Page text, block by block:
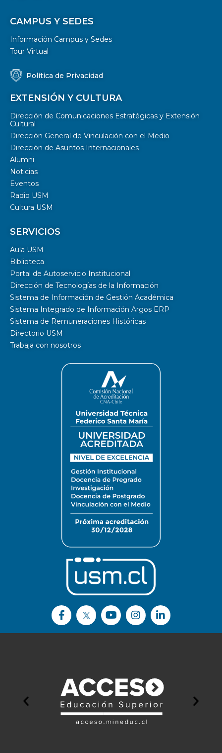
CAMPUS Y SEDES
Información Campus y Sedes
Tour Virtual
Política de Privacidad
EXTENSIÓN Y CULTURA
Dirección de Comunicaciones Estratégicas y Extensión
Cultural
Dirección General de Vinculación con el Medio
Dirección de Asuntos Internacionales
Alumni
Noticias
Eventos
Radio USM
Cultura USM
SERVICIOS
Aula USM
Biblioteca
Portal de Autoservicio Institucional
Dirección de Tecnologías de la Información
Sistema de Información de Gestión Académica
Sistema Integrado de Información Argos ERP
Sistema de Remuneraciones Históricas
Directorio USM
Trabaja con nosotros